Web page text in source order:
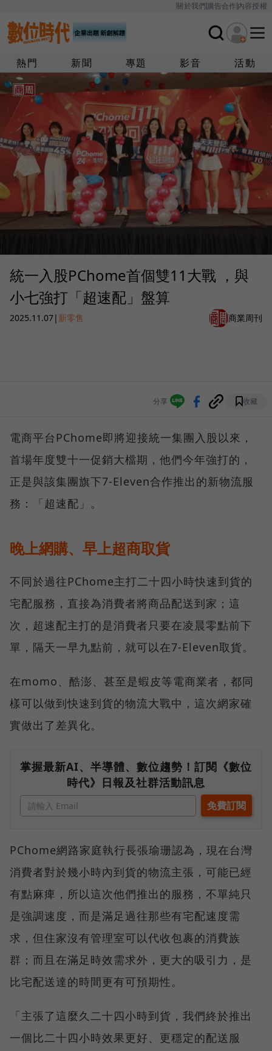
關於我們廣告合作內容授權
熱門 新聞 專題 影音 活動
統一入股PChome首個雙11大戰 ，與
小七強打「超速配」盤算
2025.11.07| 新零售 商業周刊
分享 收藏
電商平台PChome即將迎接統一集團入股以來，
首場年度雙十一促銷大檔期，他們今年強打的，
正是與該集團旗下7-Eleven合作推出的新物流服
務：「超速配」。
晚上網購、早上超商取貨
不同於過往PChome主打二十四小時快速到貨的
宅配服務，直接為消費者將商品配送到家；這
次，超速配主打的是消費者只要在凌晨零點前下
單，隔天一早九點前，就可以在7-Eleven取貨。
在momo、酷澎、甚至是蝦皮等電商業者，都同
樣可以做到快速到貨的物流大戰中，這次網家確
實做出了差異化。
掌握最新AI、半導體、數位趨勢！訂閱《數位
時代》日報及社群活動訊息
PChome網路家庭執行長張瑜珊認為，現在台灣
消費者對於幾小時內到貨的物流主張，可能已經
有點麻痺，所以這次他們推出的服務，不單純只
是強調速度，而是滿足過往那些有宅配速度需
求，但住家沒有管理室可以代收包裹的消費族
群；而且在滿足時效需求外，更大的吸引力，是
比宅配送達的時間更有可預期性。
「主張了這麼久二十四小時到貨，我們終於推出
一個比二十四小時效果更好、更穩定的配送服